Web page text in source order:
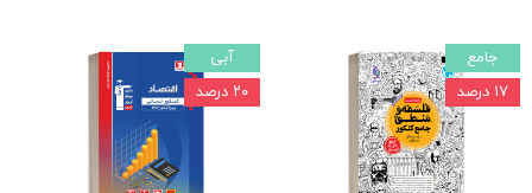
جامع
۱۷ درصد
آبی
۲۰ درصد